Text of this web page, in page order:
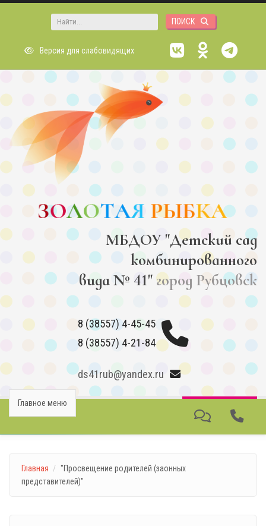
Форма поиска
Версия для слабовидящих
МБДОУ "Детский сад
комбинированного
вида № 41"город Рубцовск
8 (38557) 4-45-45
8 (38557) 4-21-84
ds41rub@yandex.ru
Главное меню
Главная
"Просвещение родителей (заонных
представителей)"